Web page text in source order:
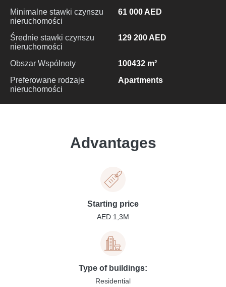
Minimalne stawki czynszu
nieruchomości
61 000 AED
Średnie stawki czynszu
nieruchomości
129 200 AED
Obszar Wspólnoty
100432 m²
Preferowane rodzaje
nieruchomości
Apartments
Advantages
Starting price
AED 1,3M
Type of buildings:
Residential